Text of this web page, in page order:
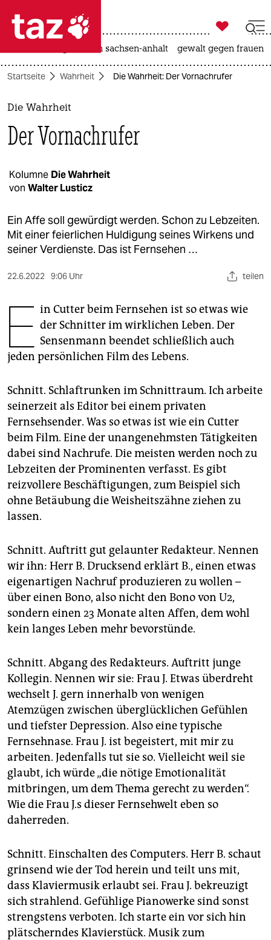
 taz zahl ich
taz zahl ich
themen
politik
gesellschaft
kultur
sport
berlin
wahrheit
verlag
veranstaltungen
shop
fragen & hilfe
unterstützen
abo
genossenschaft
epaper login

taz zahl ich
landtagswahl in sachsen-anhalt gewalt gegen frauen
Startseite Wahrheit Die Wahrheit: Der Vornachrufer
Die Wahrheit
Der Vornachrufer
Kolumne Die Wahrheit
von Walter Lusticz
Ein Affe soll gewürdigt werden. Schon zu Lebzeiten.
Mit einer feierlichen Huldigung seines Wirkens und
seiner Verdienste. Das ist Fernsehen …
22.6.2022 9:06 Uhr teilen
E in Cutter beim Fernsehen ist so etwas wie
der Schnitter im wirklichen Leben. Der
Sensenmann beendet schließlich auch
jeden persönlichen Film des Lebens.
Schnitt. Schlaftrunken im Schnittraum. Ich arbeite
seinerzeit als Editor bei einem privaten
Fernsehsender. Was so etwas ist wie ein Cutter
beim Film. Eine der unangenehmsten Tätigkeiten
dabei sind Nachrufe. Die meisten werden noch zu
Lebzeiten der Prominenten verfasst. Es gibt
reizvollere Beschäftigungen, zum Beispiel sich
ohne Betäubung die Weisheitszähne ziehen zu
lassen.
Schnitt. Auftritt gut gelaunter Redakteur. Nennen
wir ihn: Herr B. Drucksend erklärt B., einen etwas
eigenartigen Nachruf produzieren zu wollen –
über einen Bono, also nicht den Bono von U2,
sondern einen 23 Monate alten Affen, dem wohl
kein langes Leben mehr bevorstünde.
Schnitt. Abgang des Redakteurs. Auftritt junge
Kollegin. Nennen wir sie: Frau J. Etwas überdreht
wechselt J. gern innerhalb von wenigen
Atemzügen zwischen überglücklichen Gefühlen
und tiefster Depression. Also eine typische
Fernsehnase. Frau J. ist begeistert, mit mir zu
arbeiten. Jedenfalls tut sie so. Vielleicht weil sie
glaubt, ich würde „die nötige Emotionalität
mitbringen, um dem Thema gerecht zu werden“.
Wie die Frau J.s dieser Fernsehwelt eben so
daherreden.
Schnitt. Einschalten des Computers. Herr B. schaut
grinsend wie der Tod herein und teilt uns mit,
dass Klaviermusik erlaubt sei. Frau J. bekreuzigt
sich strahlend. Gefühlige Pianowerke sind sonst
strengstens verboten. Ich starte ein vor sich hin
plätscherndes Klavierstück. Musik zum